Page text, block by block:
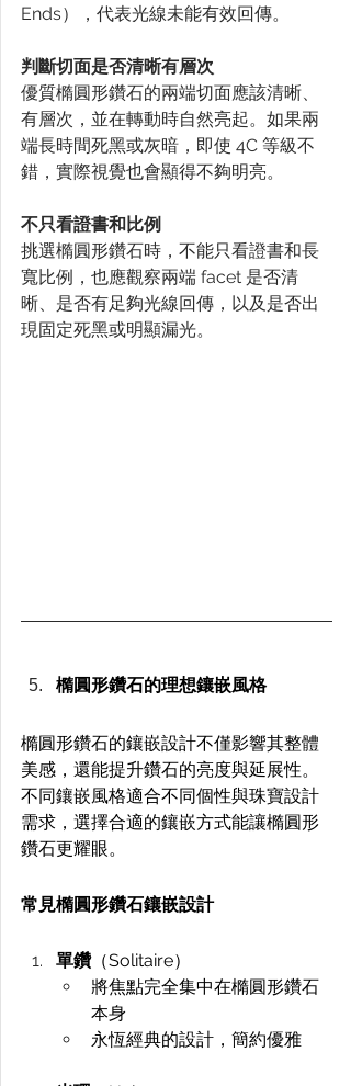
Ends），代表光線未能有效回傳。
判斷切面是否清晰有層次
優質橢圓形鑽石的兩端切面應該清晰、
有層次，並在轉動時自然亮起。如果兩
端長時間死黑或灰暗，即使 4C 等級不
錯，實際視覺也會顯得不夠明亮。
不只看證書和比例
挑選橢圓形鑽石時，不能只看證書和長
寬比例，也應觀察兩端 facet 是否清
晰、是否有足夠光線回傳，以及是否出
現固定死黑或明顯漏光。
橢圓形鑽石的理想鑲嵌風格
橢圓形鑽石的鑲嵌設計不僅影響其整體
美感，還能提升鑽石的亮度與延展性。
不同鑲嵌風格適合不同個性與珠寶設計
需求，選擇合適的鑲嵌方式能讓橢圓形
鑽石更耀眼。
常見橢圓形鑽石鑲嵌設計
單鑽（Solitaire）
將焦點完全集中在橢圓形鑽石
本身
永恆經典的設計，簡約優雅